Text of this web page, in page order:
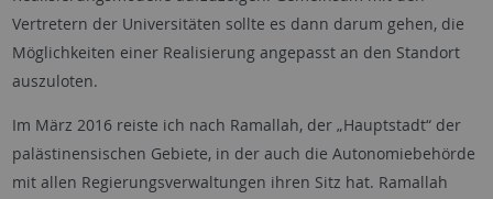
Vertretern der Universitäten sollte es dann darum gehen, die
Möglichkeiten einer Realisierung angepasst an den Standort
auszuloten.
Im März 2016 reiste ich nach Ramallah, der „Hauptstadt“ der
palästinensischen Gebiete, in der auch die Autonomiebehörde
mit allen Regierungsverwaltungen ihren Sitz hat. Ramallah